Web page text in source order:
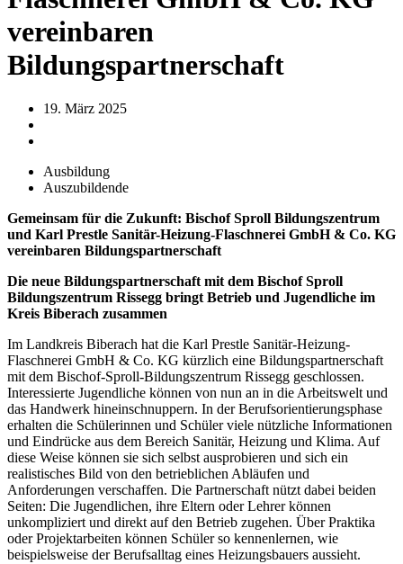
vereinbaren
Bildungspartnerschaft
19. März 2025
Ausbildung
Auszubildende
Gemeinsam für die Zukunft: Bischof Sproll Bildungszentrum
und Karl Prestle Sanitär-Heizung-Flaschnerei GmbH & Co. KG
vereinbaren Bildungspartnerschaft
Die neue Bildungspartnerschaft mit dem Bischof Sproll
Bildungszentrum Rissegg bringt Betrieb und Jugendliche im
Kreis Biberach zusammen
Im Landkreis Biberach hat die Karl Prestle Sanitär-Heizung-
Flaschnerei GmbH & Co. KG kürzlich eine Bildungspartnerschaft
mit dem Bischof-Sproll-Bildungszentrum Rissegg geschlossen.
Interessierte Jugendliche können von nun an in die Arbeitswelt und
das Handwerk hineinschnuppern. In der Berufsorientierungsphase
erhalten die Schülerinnen und Schüler viele nützliche Informationen
und Eindrücke aus dem Bereich Sanitär, Heizung und Klima. Auf
diese Weise können sie sich selbst ausprobieren und sich ein
realistisches Bild von den betrieblichen Abläufen und
Anforderungen verschaffen. Die Partnerschaft nützt dabei beiden
Seiten: Die Jugendlichen, ihre Eltern oder Lehrer können
unkompliziert und direkt auf den Betrieb zugehen. Über Praktika
oder Projektarbeiten können Schüler so kennenlernen, wie
beispielsweise der Berufsalltag eines Heizungsbauers aussieht.